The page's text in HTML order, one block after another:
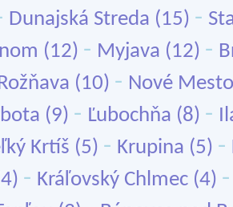
Dunajská Streda (15) -
(12) - Myjava (12) -
(10) - Nové
(9) - Ľubochňa (8) -
Krtíš (5) - Krupina (5) -
- Kráľovský Chlmec (4)